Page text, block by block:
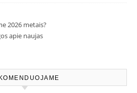
2026 metais?
apie naujas